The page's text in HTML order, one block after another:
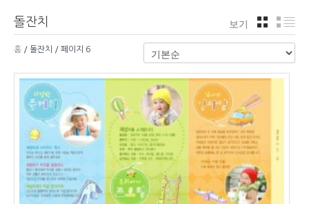
돌잔치 보기 격자
홈 / 돌잔치 / 페이지 6